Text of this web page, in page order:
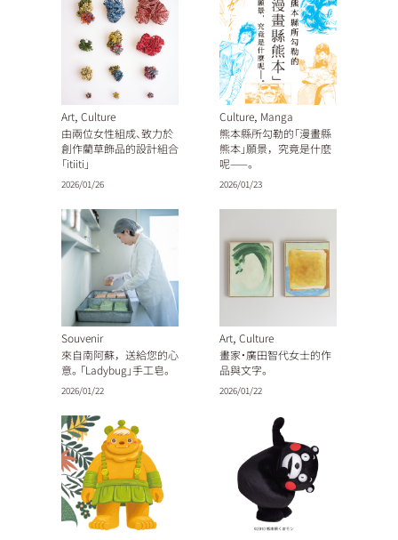
Art, Culture
由兩位女性組成、致力於
創作藺草飾品的設計組合
「itiiti」
2026/01/26
Culture, Manga
熊本縣所勾勒的「漫畫縣
熊本」願景，究竟是什麼
呢——。
2026/01/23
Souvenir
來自南阿蘇，送給您的心
意。「Ladybug」手工皂。
2026/01/22
Art, Culture
畫家・廣田智代女士的作
品與文字。
2026/01/22